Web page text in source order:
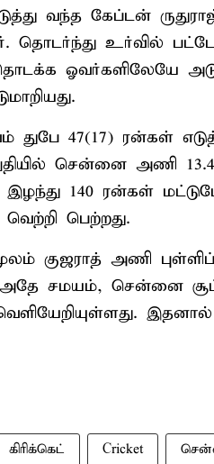
வந்த கேப்டன்
தொடர்ந்து உர்வில்
ஓவர்களிலேயே
துபே 47(17) ரன்கள்
சென்னை அணி
இழந்து 140 ரன்கள்
பெற்றது.
குஜராத் அணி
அதே சமயம், சென்னை
கிரிக்கெட் Cricket